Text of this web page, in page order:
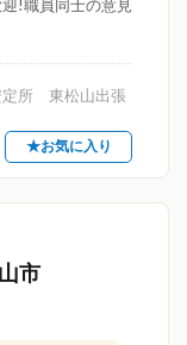
!職員同士の意見
定所 東松山出張
★お気に入り
市